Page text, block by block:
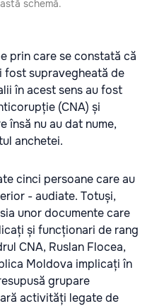
schemă.
prin care se constată că
supravegheată de
în acest sens au fost
(CNA) și
însă nu au dat nume,
anchetei.
cinci persoane care au
- audiate. Totuși,
unor documente care
și funcționari de rang
CNA, Ruslan Flocea,
Moldova implicați în
grupare
activități legate de